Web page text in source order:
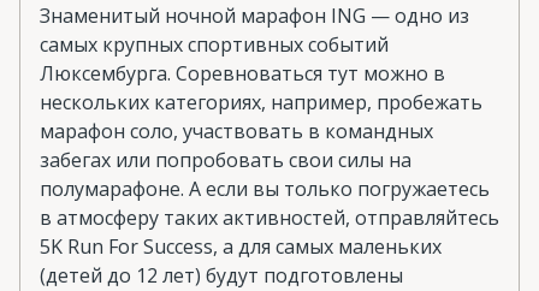
Знаменитый ночной марафон ING — одно из
самых крупных спортивных событий
Люксембурга. Соревноваться тут можно в
нескольких категориях, например, пробежать
марафон соло, участвовать в командных
забегах или попробовать свои силы на
полумарафоне. А если вы только погружаетесь
в атмосферу таких активностей, отправляйтесь
5K Run For Success, а для самых маленьких
(детей до 12 лет) будут подготовлены